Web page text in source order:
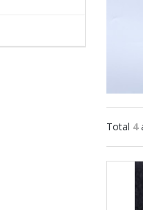
Total 4